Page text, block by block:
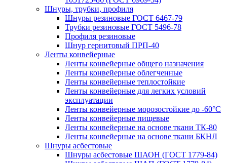
Шнуры, трубки, профиля
Шнуры резиновые ГОСТ 6467-79
Трубки резиновые ГОСТ 5496-78
Профиля резиновые
Шнур гернитовый ПРП-40
Ленты конвейерные
Ленты конвейерные общего назначения
Ленты конвейерные облегченные
Ленты конвейерные теплостойкие
Ленты конвейерные для легких условий
эксплуатации
Ленты конвейерные морозостойкие до -60°С
Ленты конвейерные пищевые
Ленты конвейерные на основе ткани ТК-80
Ленты конвейерные на основе ткани БКНЛ
Шнуры асбестовые
Шнуры асбестовые ШАОН (ГОСТ 1779-84)